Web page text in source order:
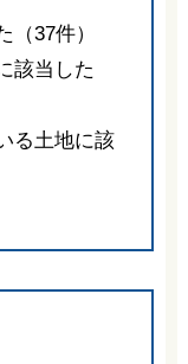
37件）
該当した
る土地に該